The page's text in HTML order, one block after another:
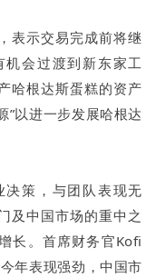
表示交易完成前将继
会过渡到新东家工
哈根达斯蛋糕的资产
”以进一步发展哈根达
策，与团队表现无
及中国市场的重中之
长。首席财务官Kofi
年表现强劲，中国市